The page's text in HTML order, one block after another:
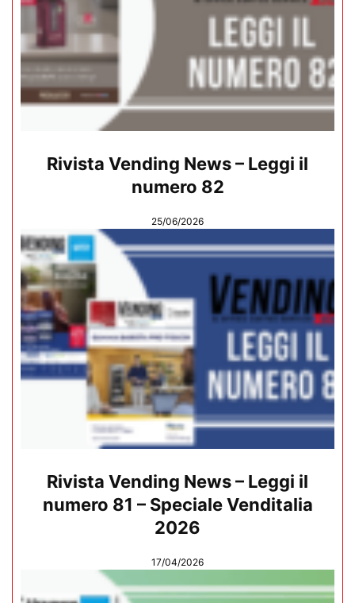
Rivista Vending News – Leggi il
numero 82
25/06/2026
Rivista Vending News – Leggi il
numero 81 – Speciale Venditalia
2026
17/04/2026